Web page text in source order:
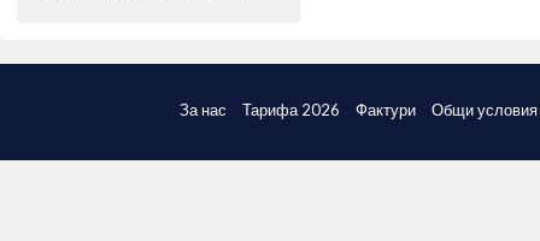
За нас Тарифа 2026 Фактури Общи условия